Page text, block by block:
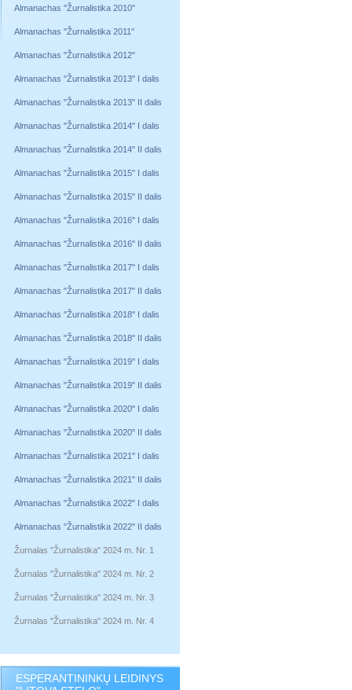
Almanachas "Žurnalistika 2010"
Almanachas "Žurnalistika 2011"
Almanachas "Žurnalistika 2012"
Almanachas "Žurnalistika 2013" I dalis
Almanachas "Žurnalistika 2013" II dalis
Almanachas "Žurnalistika 2014" I dalis
Almanachas "Žurnalistika 2014" II dalis
Almanachas "Žurnalistika 2015" I dalis
Almanachas "Žurnalistika 2015" II dalis
Almanachas "Žurnalistika 2016" I dalis
Almanachas "Žurnalistika 2016" II dalis
Almanachas "Žurnalistika 2017" I dalis
Almanachas "Žurnalistika 2017" II dalis
Almanachas "Žurnalistika 2018" I dalis
Almanachas "Žurnalistika 2018" II dalis
Almanachas "Žurnalistika 2019" I dalis
Almanachas "Žurnalistika 2019" II dalis
Almanachas "Žurnalistika 2020" I dalis
Almanachas "Žurnalistika 2020" II dalis
Almanachas "Žurnalistika 2021" I dalis
Almanachas "Žurnalistika 2021" II dalis
Almanachas "Žurnalistika 2022" I dalis
Almanachas "Žurnalistika 2022" II dalis
Žurnalas "Žurnalistika" 2024 m. Nr. 1
Žurnalas "Žurnalistika" 2024 m. Nr. 2
Žurnalas "Žurnalistika" 2024 m. Nr. 3
Žurnalas "Žurnalistika" 2024 m. Nr. 4
ESPERANTININKŲ LEIDINYS